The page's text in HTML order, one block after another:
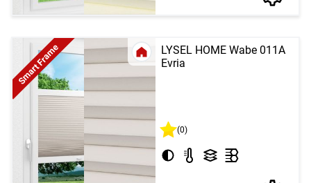
LYSEL HOME Wabe 011A
Evria
Smart Frame
(0)